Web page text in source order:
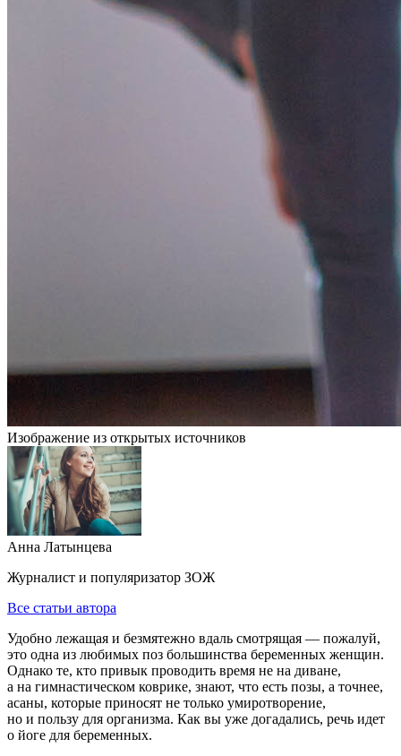
Изображение из открытых источников
Анна Латынцева
Журналист и популяризатор ЗОЖ
Все статьи автора
Удобно лежащая и безмятежно вдаль смотрящая — пожалуй,
это одна из любимых поз большинства беременных женщин.
Однако те, кто привык проводить время не на диване,
а на гимнастическом коврике, знают, что есть позы, а точнее,
асаны, которые приносят не только умиротворение,
но и пользу для организма. Как вы уже догадались, речь идет
о йоге для беременных.